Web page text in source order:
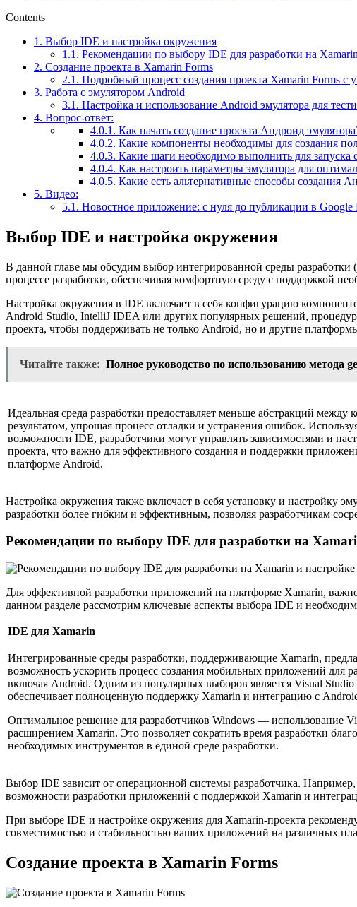
Contents
1. Выбор IDE и настройка окружения
1.1. Рекомендации по выбору IDE для разработки на
2. Создание проекта в Xamarin Forms
2.1. Подробный процесс создания проекта Xamarin Forms с
3. Работа с эмулятором Android
3.1. Настройка и использование Android эмулятора для
4. Вопрос-ответ:
4.0.1. Как начать создание проекта Андроид
4.0.2. Какие компоненты необходимы для создания
4.0.3. Какие шаги необходимо выполнить для запуска
4.0.4. Как настроить параметры эмулятора для
4.0.5. Какие есть альтернативные способы создания
5. Видео:
5.1. Новостное приложение: с нуля до публикации в Google
Выбор IDE и настройка окружения
В данной главе мы обсудим выбор интегрированной среды
процессе разработки, обеспечивая комфортную среду с поддержкой
Настройка окружения в IDE включает в себя конфигурацию
Android Studio, IntelliJ IDEA или других популярных решений,
проекта, чтобы поддерживать не только Android, но и другие
Читайте также: Полное руководство по использованию метода
Идеальная среда разработки предоставляет меньше абстракций между
результатом, упрощая процесс отладки и устранения ошибок.
возможности IDE, разработчики могут управлять зависимостями и
проекта, что важно для эффективного создания и поддержки
платформе Android.
Настройка окружения также включает в себя установку и настройку
разработки более гибким и эффективным, позволяя разработчикам
Рекомендации по выбору IDE для разработки на
Для эффективной разработки приложений на платформе Xamarin,
данном разделе рассмотрим ключевые аспекты выбора IDE и
IDE для Xamarin
Интегрированные среды разработки, поддерживающие Xamarin,
возможность ускорить процесс создания мобильных приложений для
включая Android. Одним из популярных выборов является Visual
обеспечивает полноценную поддержку Xamarin и интеграцию с
Оптимальное решение для разработчиков Windows — использование
расширением Xamarin. Это позволяет сократить время разработки
необходимых инструментов в единой среде разработки.
Выбор IDE зависит от операционной системы разработчика.
возможности разработки приложений с поддержкой Xamarin и
При выборе IDE и настройке окружения для Xamarin-проекта
совместимостью и стабильностью ваших приложений на различных
Создание проекта в Xamarin Forms